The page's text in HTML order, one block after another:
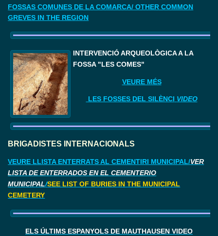
FOSSAS COMUNES DE LA COMARCA/ OTHER COMMON
GREVES IN THE REGION
INTERVENCIÓ ARQUEOLÒGICA A LA
FOSSA "LES COMES"
VEURE MÉS
LES FOSSES DEL SILÈNCI VIDEO
BRIGADISTES INTERNACIONALS
VEURE LLISTA ENTERRATS AL CEMENTIRI MUNICIPAL/VER
LISTA DE ENTERRADOS EN EL CEMENTERIO
MUNICIPAL/SEE LIST OF BURIES IN THE MUNICIPAL
CEMETERY
ELS ÚLTIMS ESPANYOLS DE MAUTHAUSEN VIDEO